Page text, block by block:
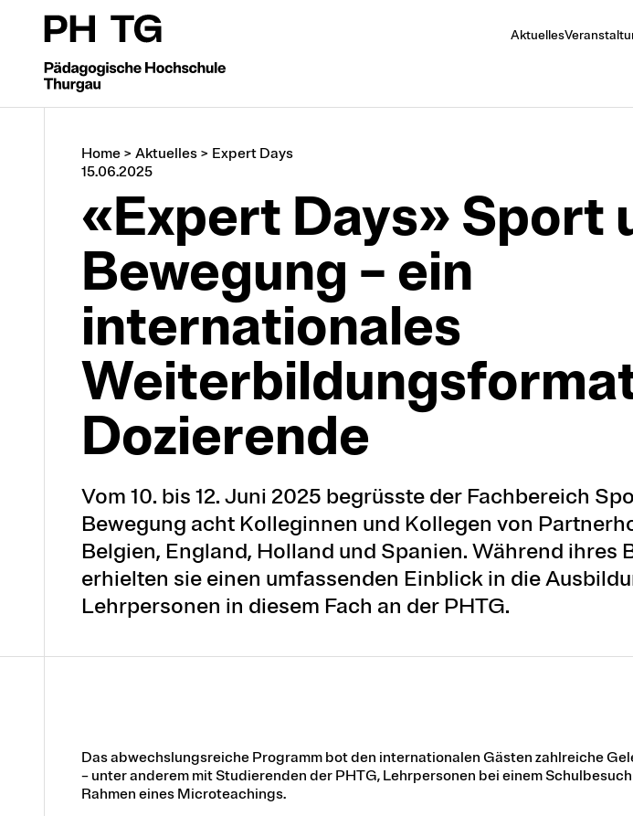
Aktuelles
Home > Aktuelles > Expert Days
15.06.2025
«Expert Days» Sport
Bewegung – ein
internationales
Dozierende
Vom 10. bis 12. Juni 2025 begrüsste der Fachbereich
Bewegung acht Kolleginnen und Kollegen von
Belgien, England, Holland und Spanien. Während ihres
erhielten sie einen umfassenden Einblick in die
Lehrpersonen in diesem Fach an der PHTG.
Das abwechslungsreiche Programm bot den internationalen Gästen zahlreiche
– unter anderem mit Studierenden der PHTG, Lehrpersonen bei einem
Rahmen eines Microteachings.